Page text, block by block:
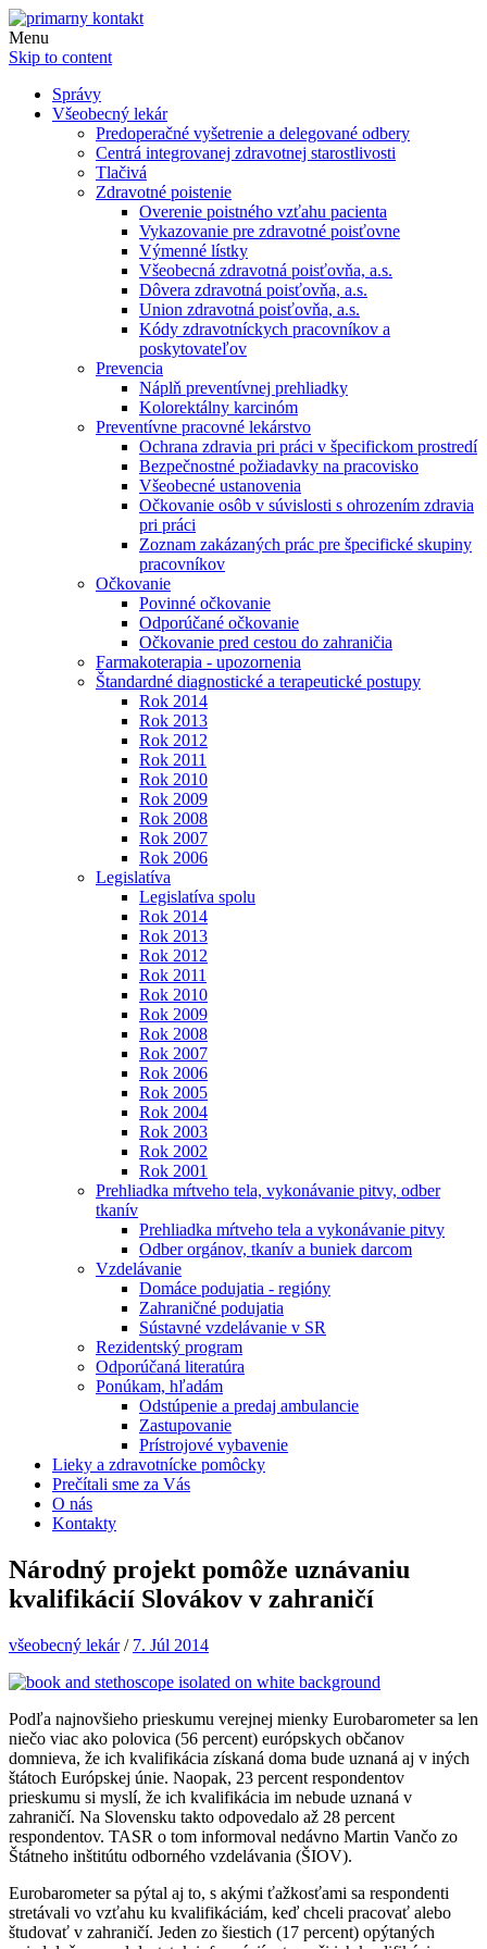
Menu
Skip to content
Správy
Všeobecný lekár
Predoperačné vyšetrenie a delegované odbery
Centrá integrovanej zdravotnej starostlivosti
Tlačivá
Zdravotné poistenie
Overenie poistného vzťahu pacienta
Vykazovanie pre zdravotné poisťovne
Výmenné lístky
Všeobecná zdravotná poisťovňa, a.s.
Dôvera zdravotná poisťovňa, a.s.
Union zdravotná poisťovňa, a.s.
Kódy zdravotníckych pracovníkov a
poskytovateľov
Prevencia
Náplň preventívnej prehliadky
Kolorektálny karcinóm
Preventívne pracovné lekárstvo
Ochrana zdravia pri práci v špecifickom prostredí
Bezpečnostné požiadavky na pracovisko
Všeobecné ustanovenia
Očkovanie osôb v súvislosti s ohrozením zdravia
pri práci
Zoznam zakázaných prác pre špecifické skupiny
pracovníkov
Očkovanie
Povinné očkovanie
Odporúčané očkovanie
Očkovanie pred cestou do zahraničia
Farmakoterapia - upozornenia
Štandardné diagnostické a terapeutické postupy
Rok 2014
Rok 2013
Rok 2012
Rok 2011
Rok 2010
Rok 2009
Rok 2008
Rok 2007
Rok 2006
Legislatíva
Legislatíva spolu
Rok 2014
Rok 2013
Rok 2012
Rok 2011
Rok 2010
Rok 2009
Rok 2008
Rok 2007
Rok 2006
Rok 2005
Rok 2004
Rok 2003
Rok 2002
Rok 2001
Prehliadka mŕtveho tela, vykonávanie pitvy, odber
tkanív
Prehliadka mŕtveho tela a vykonávanie pitvy
Odber orgánov, tkanív a buniek darcom
Vzdelávanie
Domáce podujatia - regióny
Zahraničné podujatia
Sústavné vzdelávanie v SR
Rezidentský program
Odporúčaná literatúra
Ponúkam, hľadám
Odstúpenie a predaj ambulancie
Zastupovanie
Prístrojové vybavenie
Lieky a zdravotnícke pomôcky
Prečítali sme za Vás
O nás
Kontakty
Národný projekt pomôže uznávaniu
kvalifikácií Slovákov v zahraničí
všeobecný lekár/ 7. Júl 2014
Podľa najnovšieho prieskumu verejnej mienky Eurobarometer sa len
niečo viac ako polovica (56 percent) európskych občanov
domnieva, že ich kvalifikácia získaná doma bude uznaná aj v iných
štátoch Európskej únie. Naopak, 23 percent respondentov
prieskumu si myslí, že ich kvalifikácia im nebude uznaná v
zahraničí. Na Slovensku takto odpovedalo až 28 percent
respondentov. TASR o tom informoval nedávno Martin Vančo zo
Štátneho inštitútu odborného vzdelávania (ŠIOV).
Eurobarometer sa pýtal aj to, s akými ťažkosťami sa respondenti
stretávali vo vzťahu ku kvalifikáciám, keď chceli pracovať alebo
študovať v zahraničí. Jeden zo šiestich (17 percent) opýtaných